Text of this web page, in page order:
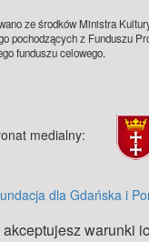
ze środków Ministra
pochodzących z Funduszu
funduszu celowego.
medialny:
dla Gdańska i
warunki